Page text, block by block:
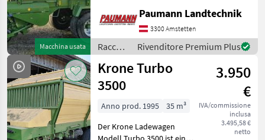
Macchina usata
Schneidwerk -
Ladevolumen Wassermaß
26, 5m³ und Heumaß 40m³ -
Hydraulische Bremse -
Bereifung 500
Paumann Landtechnik
3300 Amstetten
Raccolta
mangimi
/ Krone
Rivenditore Premium Plus
Krone Turbo
3500
3.950
€
IVA/commissione
inclusa
3.495,58 €
netto
Anno prod. 1995
35 m³
Der Krone Ladewagen